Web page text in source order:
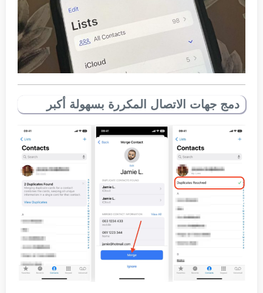
دمج جهات الاتصال المكررة بسهولة أكبر